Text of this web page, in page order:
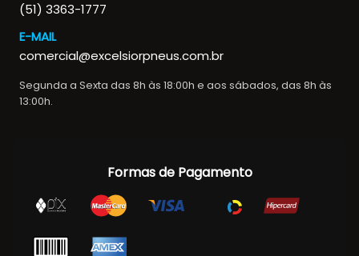
(51) 3363-1777
E-MAIL
comercial@excelsiorpneus.com.br
Segunda a Sexta das 8h às 18:00h e aos sábados, das 8h às
13:00h.
Formas de Pagamento